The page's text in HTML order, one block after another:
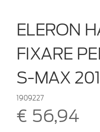
ELERON
FIXARE
S-MAX
1909227
€ 56,94